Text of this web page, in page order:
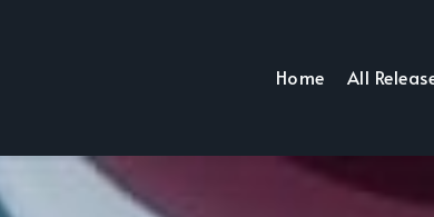
Home All